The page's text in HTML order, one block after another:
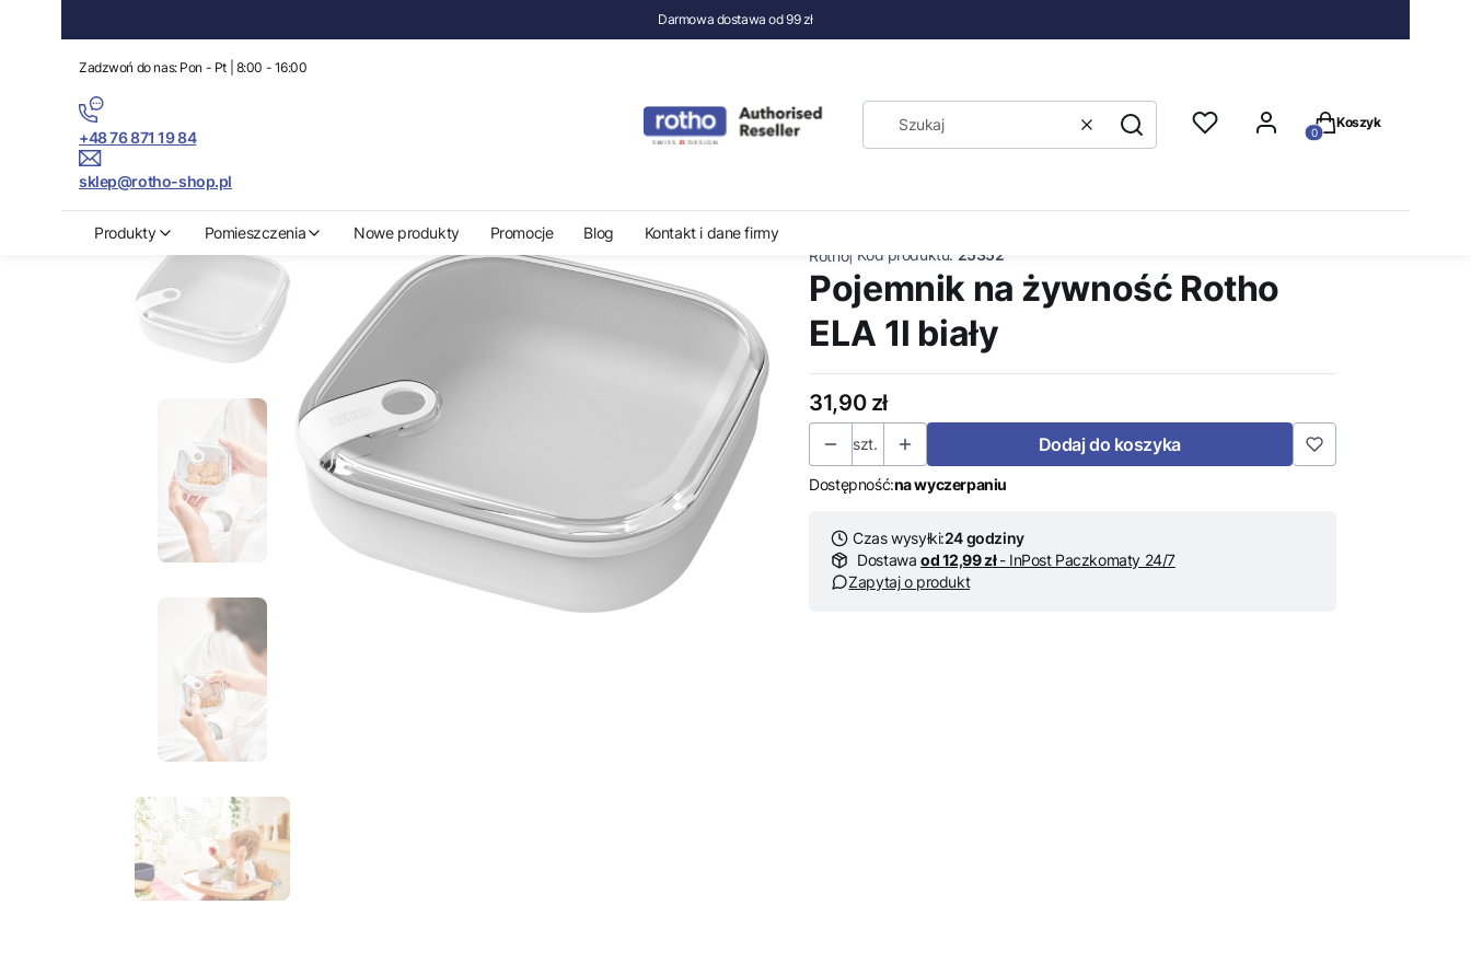
Darmowa dostawa od 99 zł
Zadzwoń do nas: Pon - Pt | 8:00 - 16:00
+48 76 871 19 84
sklep@rotho-shop.pl
WyczyśćSzukaj
Produkty w
Koszyk
Produkty Pomieszczenia Nowe produkty Promocje Blog Kontakt i dane firmy
Rotho| Kod produktu: 25352
Pojemnik na żywność Rotho
ELA 1l biały
Cena
31,90 zł
szt. Dodaj do koszyka
Dostępność:na wyczerpaniu
Czas wysyłki:24 godziny
Dostawa od 12,99 zł- InPost Paczkomaty 24/7
Zapytaj o produkt